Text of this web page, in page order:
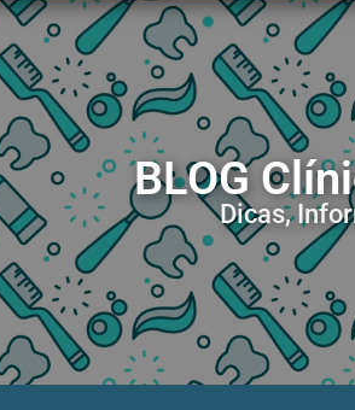
BLOG
Dicas,